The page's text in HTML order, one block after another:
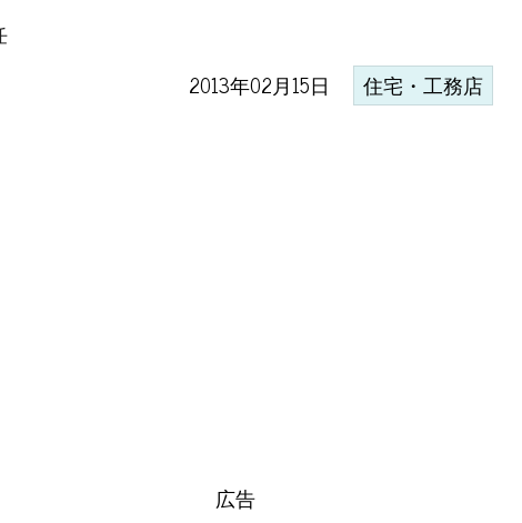
2013年02月15日 住宅・工務店
広告